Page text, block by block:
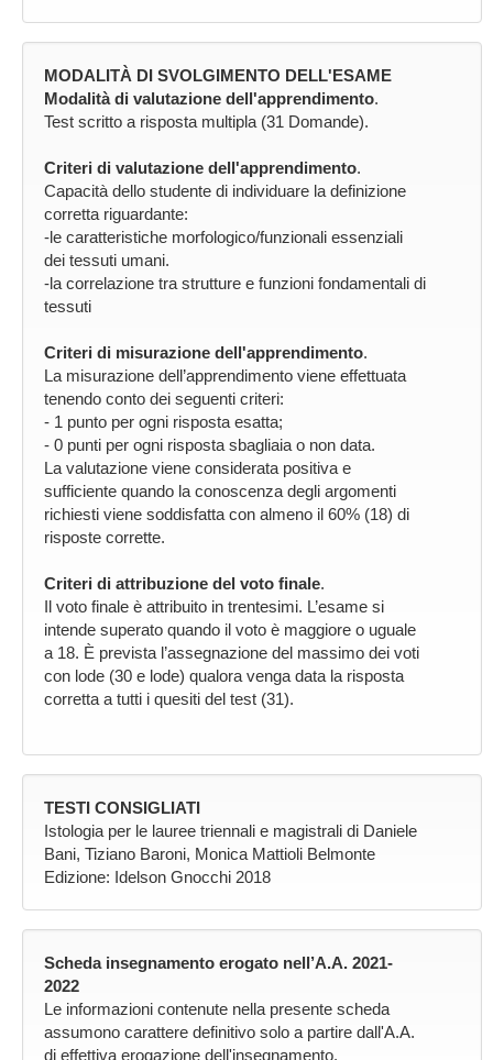
MODALITÀ DI SVOLGIMENTO DELL'ESAME
Modalità di valutazione dell'apprendimento.
Test scritto a risposta multipla (31 Domande).
Criteri di valutazione dell'apprendimento.
Capacità dello studente di individuare la definizione
corretta riguardante:
-le caratteristiche morfologico/funzionali essenziali
dei tessuti umani.
-la correlazione tra strutture e funzioni fondamentali di
tessuti
Criteri di misurazione dell'apprendimento.
La misurazione dell’apprendimento viene effettuata
tenendo conto dei seguenti criteri:
- 1 punto per ogni risposta esatta;
- 0 punti per ogni risposta sbagliaia o non data.
La valutazione viene considerata positiva e
sufficiente quando la conoscenza degli argomenti
richiesti viene soddisfatta con almeno il 60% (18) di
risposte corrette.
Criteri di attribuzione del voto finale.
Il voto finale è attribuito in trentesimi. L’esame si
intende superato quando il voto è maggiore o uguale
a 18. È prevista l’assegnazione del massimo dei voti
con lode (30 e lode) qualora venga data la risposta
corretta a tutti i quesiti del test (31).
TESTI CONSIGLIATI
Istologia per le lauree triennali e magistrali di Daniele
Bani, Tiziano Baroni, Monica Mattioli Belmonte
Edizione: Idelson Gnocchi 2018
Scheda insegnamento erogato nell’A.A. 2021-
2022
Le informazioni contenute nella presente scheda
assumono carattere definitivo solo a partire dall'A.A.
di effettiva erogazione dell'insegnamento.